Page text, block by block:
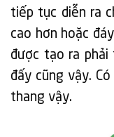
tiếp tục diễn ra
cao hơn hoặc
được tạo ra
đấy cũng vậy.
thang vậy.